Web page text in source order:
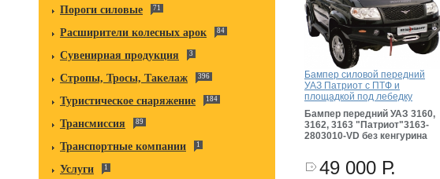
Пороги силовые 71
Расширители колесных арок 84
Сувенирная продукция 3
Стропы, Тросы, Такелаж 396
Туристическое снаряжение 184
Трансмиссия 89
Транспортные компании 1
Услуги 1
Бампер силовой передний
УАЗ Патриот с ПТФ и
площадкой под лебедку
Бампер передний УАЗ 3160,
3162, 3163 "Патриот"3163-
2803010-VD без кенгурина
49 000 Р.